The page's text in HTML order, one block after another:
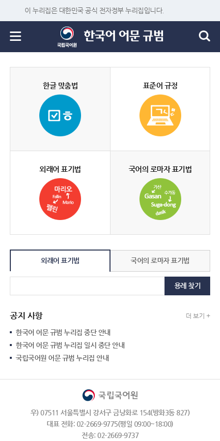
이 누리집은 대한민국 공식 전자정부 누리집입니다.
한글 맞춤법 표준어 규정
외래어 표기법 국어의 로마자 표기법
외래어 표기법 국어의 로마자 표기법
용례 찾기
공지 사항 더 보기 +
한국어 어문 규범 누리집 중단 안내
한국어 어문 규범 누리집 일시 중단 안내
국립국어원 어문 규범 누리집 안내
우) 07511 서울특별시 강서구 금낭화로 154(방화3동 827)
대표 전화: 02-2669-9775(평일 09:00~18:00)
전송: 02-2669-9737